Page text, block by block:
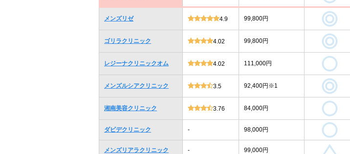
メンズリゼ 4.9 99,800円
ゴリラクリニック 4.02 99,800円
レジーナクリニックオム 4.02 111,000円
メンズルシアクリニック 3.5 92,400円※1
湘南美容クリニック 3.76 84,000円
ダビデクリニック - 98,000円
メンズリアラクリニック - 99,000円